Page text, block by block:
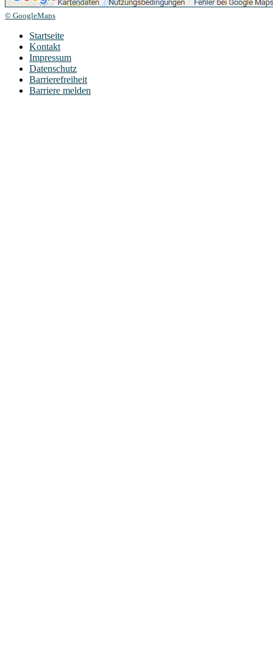
© GoogleMaps
Startseite
Kontakt
Impressum
Datenschutz
Barrierefreiheit
Barriere melden